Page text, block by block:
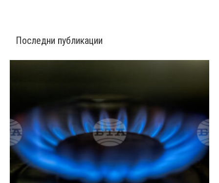
Последни публикации